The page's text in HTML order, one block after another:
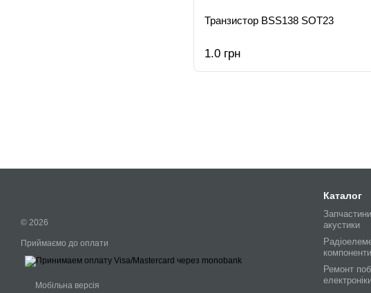
Транзистор BSS138 SOT23
1.0 грн
© 2026
Приймаємо до оплати
Мобільна версія
Каталог
акустики
компоненти
Ремонт